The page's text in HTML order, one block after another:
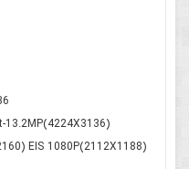
EIS 1080P(2112X1188)